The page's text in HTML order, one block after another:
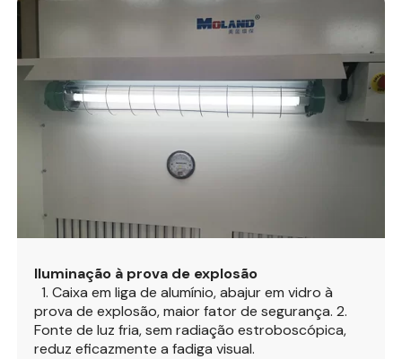
Iluminação à prova de explosão
1. Caixa em liga de alumínio, abajur em vidro à
prova de explosão, maior fator de segurança.2.
Fonte de luz fria, sem radiação estroboscópica,
reduz eficazmente a fadiga visual.